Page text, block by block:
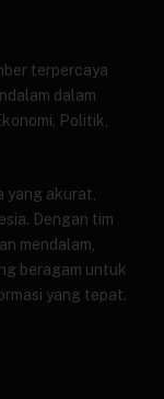
terpercaya
dalam
Politik,
yang akurat,
Dengan tim
mendalam,
beragam untuk
yang tepat.